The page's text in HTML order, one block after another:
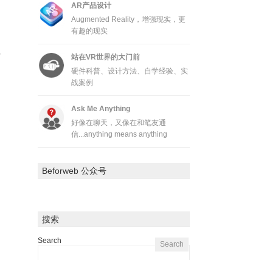
AR产品设计
Augmented Reality，增强现实，更
有趣的现实
站在VR世界的大门前
硬件科普、设计方法、自学经验、实
战案例
Ask Me Anything
好像在聊天，又像在和笔友通
信...anything means anything
Beforweb 公众号
搜索
Search